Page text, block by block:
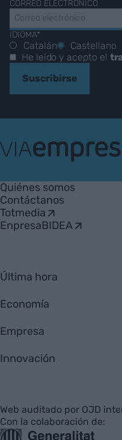
CORREO ELECTRÓNICO
IDIOMA*
Catalán
Castellano
He leído y acepto el
Suscribirse
Empresa
Quiénes somos
Contáctanos
Totmedia
EnpresaBIDEA
Última hora
Economía
Empresa
Innovación
Web auditado por OJD
Con la colaboración de: